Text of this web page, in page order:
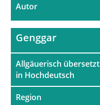
Autor
Allgäuerisch übersetzt
in Hochdeutsch
Region
Genggar